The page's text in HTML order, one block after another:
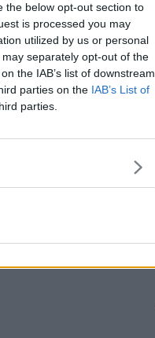
the below opt-out section to
is processed you may
utilized by us or personal
separately opt-out of the
the IAB’s list of downstream
parties on the IAB’s List of
parties.